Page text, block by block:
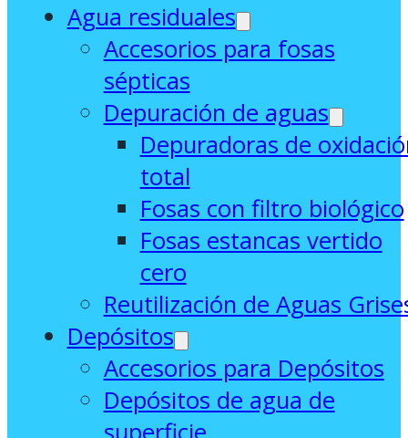
Agua residuales
Accesorios para fosas
sépticas
Depuración de aguas
Depuradoras de
total
Fosas con filtro biológico
Fosas estancas vertido
cero
Reutilización de Aguas
Depósitos
Accesorios para Depósitos
Depósitos de agua de